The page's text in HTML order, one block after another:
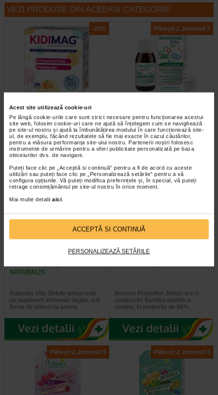
Acest site utilizează cookie-uri
Pe lângă cookie-urile care sunt strict necesare pentru funcționarea acestui
site web, folosim cookie-uri care ne ajută să înțelegem cum se navighează
pe site-ul nostru și ajută la îmbunătățirea modului în care funcționează site-
ul, de exemplu, făcând rezultatele să fie mai exacte în cazul căutărilor,
pentru a măsura performanța site-ului nostru. Partenerii noștri folosesc
instrumente de urmărire pentru a oferi publicitate personalizată pe baza
obiceiurilor dvs. de navigare.
Puteți face clic pe „Acceptă si continuă” pentru a fi de acord cu aceste
utilizări sau puteți face clic pe „Personalizează setările” pentru a vă
configura opțiunile. Vă puteți modifica preferințele și, în special, vă puteți
retrage consimțământul pe site-ul nostru în orice moment.
Mai multe detalii aici.
ACCEPTĂ SI CONTINUĂ
PERSONALIZEAZĂ SETĂRILE
VEZI PRODUSE DIN ACEEASI CATEGORIE
-25%
Ionic, 20 plicuri, ZDROVIT
Recomandat mai ales copiilor
hiperactivi si cu deficit de atentie.
Fara lactoza.Fara gluten…
Plătești 2, primești 3
Assista Simeticona Baby este un
dispozitiv medical sub forma de
emulsie orala. Assista…
Plătești 2, primești 3
NATURALIS
Naturalis Vita-Stelute jeleuri este
un supliment alimentar vegan, sub
forma de jeleuri cu aroma…
Plătești 2, primești 3
Benesio Probiofort Jeleuri are in
compozitie Bacillus subtilis si
contine, in proportie de 96%…
Plătești 2, primești 3 Plătești 2, primești 3